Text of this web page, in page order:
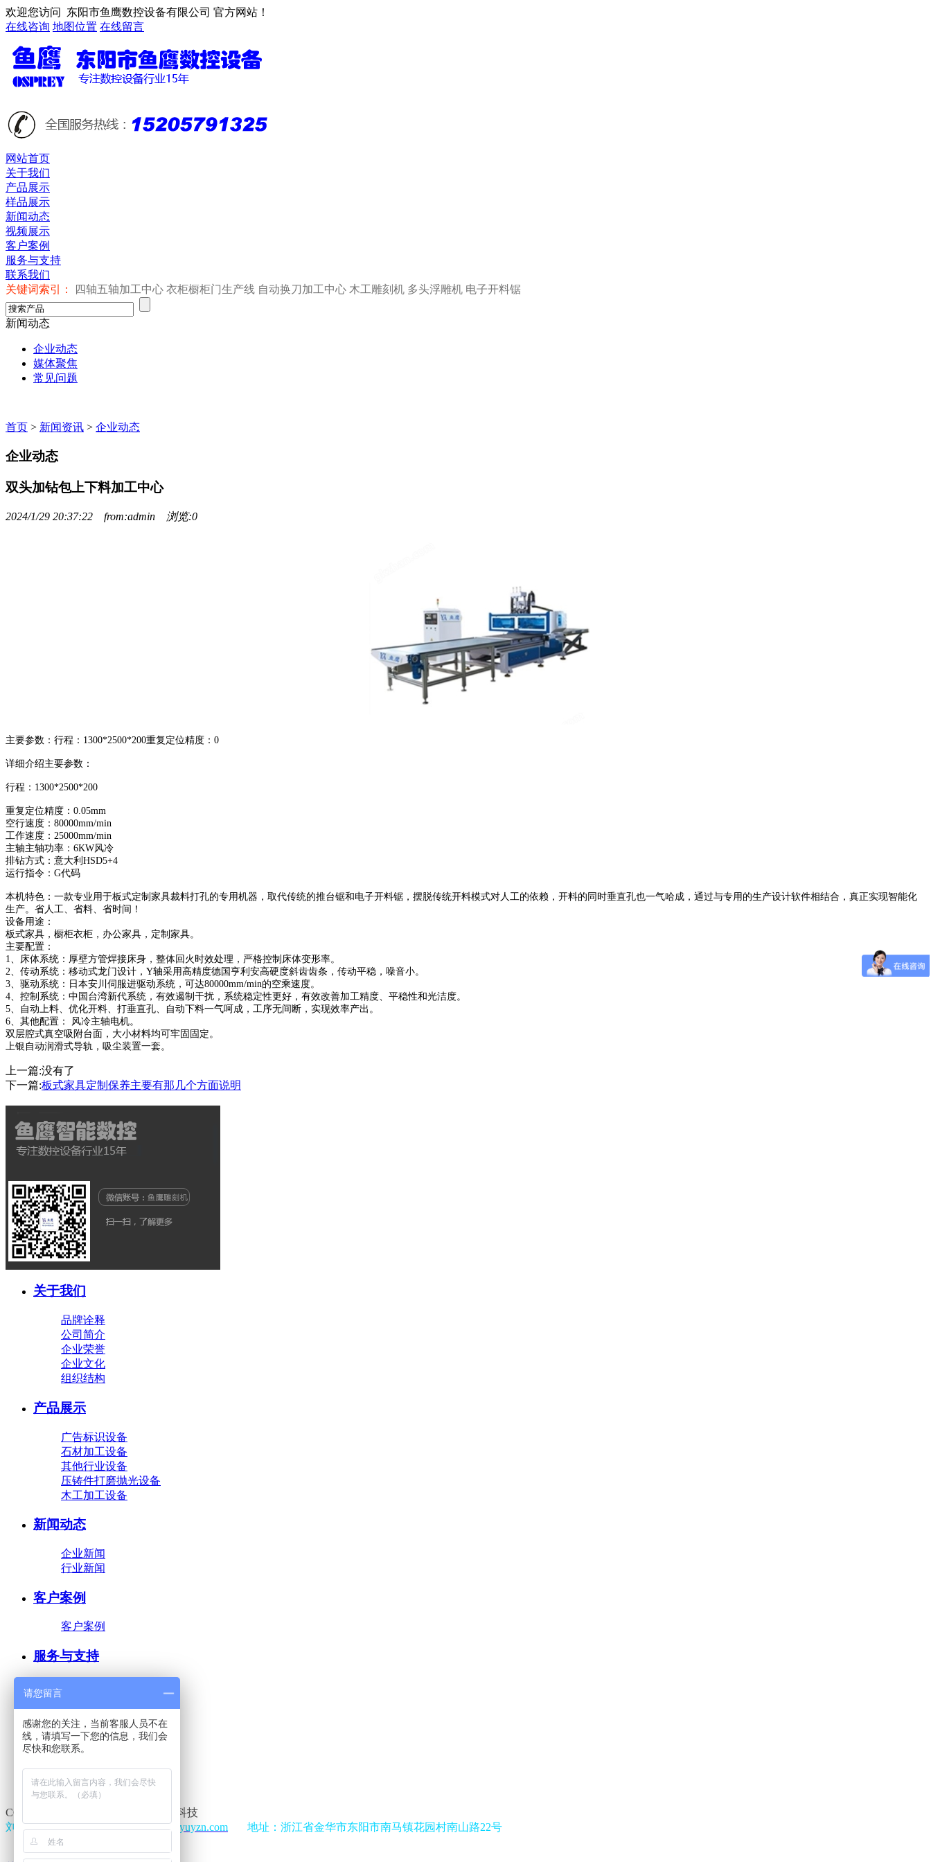
欢迎您访问 东阳市鱼鹰数控设备有限公司 官方网站！
在线咨询 地图位置 在线留言
网站首页
关于我们
产品展示
样品展示
新闻动态
视频展示
客户案例
服务与支持
联系我们
关键词索引：
四轴五轴加工中心 衣柜橱柜门生产线 自动换刀加工中心 木工雕刻机 多头浮雕机 电子开料锯
新闻动态
企业动态
媒体聚焦
常见问题
首页 > 新闻资讯 > 企业动态
企业动态
双头加钻包上下料加工中心
2024/1/29 20:37:22 from:admin 浏览:0
主要参数：行程：1300*2500*200重复定位精度：0
详细介绍主要参数：
行程：1300*2500*200
重复定位精度：0.05mm
空行速度：80000mm/min
工作速度：25000mm/min
主轴主轴功率：6KW风冷
排钻方式：意大利HSD5+4
运行指令：G代码
本机特色：一款专业用于板式定制家具裁料打孔的专用机器，取代传统的推台锯和电子开料锯，摆脱传统开料模式对人工的依赖，开料的同时垂直孔也一气哈成，通过与专用的生产设计软件相结合，真正实现智能化
生产。省人工、省料、省时间！
设备用途：
板式家具，橱柜衣柜，办公家具，定制家具。
主要配置：
1、床体系统：厚壁方管焊接床身，整体回火时效处理，严格控制床体变形率。
2、传动系统：移动式龙门设计，Y轴采用高精度德国亨利安高硬度斜齿齿条，传动平稳，噪音小。
3、驱动系统：日本安川伺服进驱动系统，可达80000mm/min的空乘速度。
4、控制系统：中国台湾新代系统，有效遏制干扰，系统稳定性更好，有效改善加工精度、平稳性和光洁度。
5、自动上料、优化开料、打垂直孔、自动下料一气呵成，工序无间断，实现效率产出。
6、其他配置： 风冷主轴电机。
双层腔式真空吸附台面，大小材料均可牢固固定。
上银自动润滑式导轨，吸尘装置一套。
上一篇:没有了
下一篇:板式家具定制保养主要有那几个方面说明
关于我们
品牌诠释
公司简介
企业荣誉
企业文化
组织结构
产品展示
广告标识设备
石材加工设备
其他行业设备
压铸件打磨抛光设备
木工加工设备
新闻动态
企业新闻
行业新闻
客户案例
客户案例
服务与支持
联系我们
在线地图
联系我们
COPYRIGHT 2018 东阳市南马林翰科技
刘先生：15988581325 网址：www.yuyzn.com 地址：浙江省金华市东阳市南马镇花园村南山路22号
浙 ICP备18023065号-1
请您留言
感谢您的关注，当前客服人员不在
线，请填写一下您的信息，我们会
尽快和您联系。